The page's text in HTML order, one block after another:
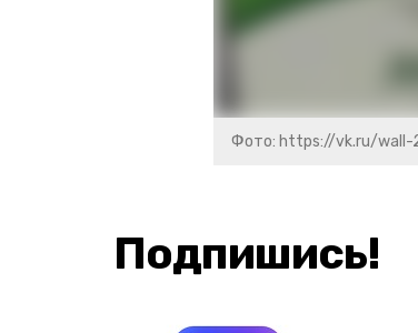
Фото: https://vk.ru/wall-
Подпишись!